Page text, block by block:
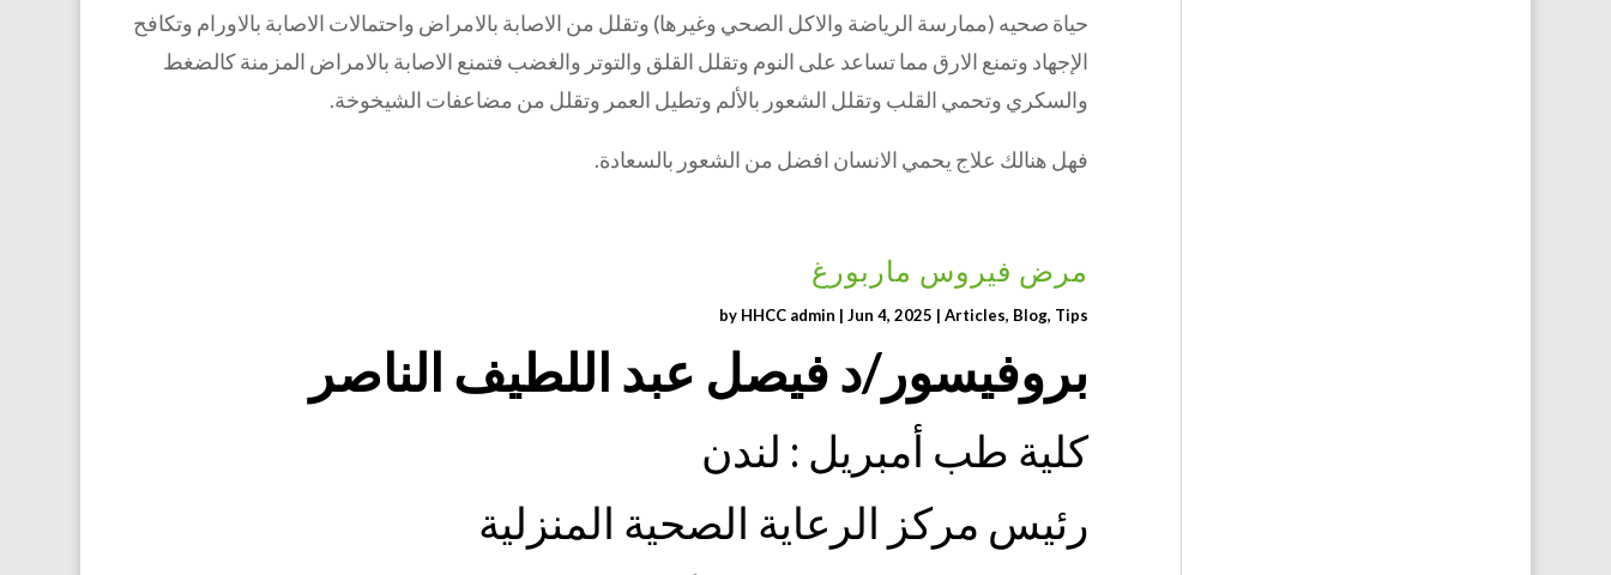
حياة صحيه (ممارسة الرياضة والاكل الصحي وغيرها) وتقلل من الاصابة بالامراض واحتمالات الاصابة بالاورام وتكافح
الإجهاد وتمنع الارق مما تساعد على النوم وتقلل القلق والتوتر والغضب فتمنع الاصابة بالامراض المزمنة كالضغط
والسكري وتحمي القلب وتقلل الشعور بالألم وتطيل العمر وتقلل من مضاعفات الشيخوخة.
فهل هنالك علاج يحمي الانسان افضل من الشعور بالسعادة.
مرض فيروس ماربورغ
by HHCC admin | Jun 4, 2025 | Articles, Blog, Tips
بروفيسور/د فيصل عبد اللطيف الناصر
كلية طب أمبريل : لندن
رئيس مركز الرعاية الصحية المنزلية‏